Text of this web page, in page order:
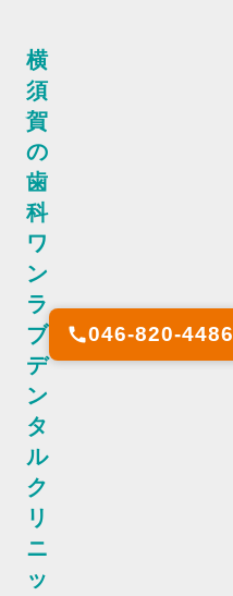
横
須
賀
の
歯
科
ワ
ン
ラ
ブ
デ
ン
タ
ル
ク
リ
ニ
ッ
call046-820-4486